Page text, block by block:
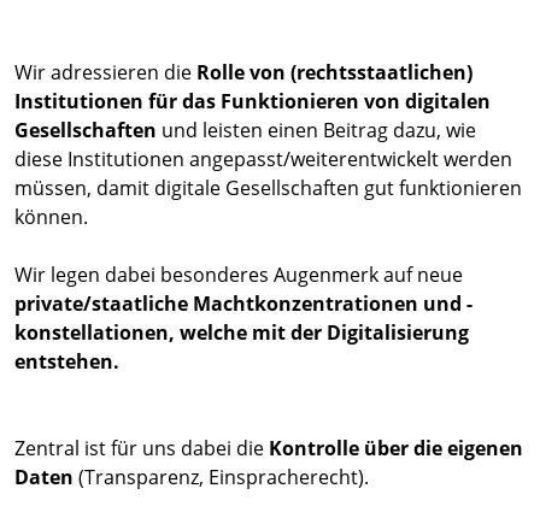
Wir adressieren die Rolle von (rechtsstaatlichen)
Institutionen für das Funktionieren von digitalen
Gesellschaften und leisten einen Beitrag dazu, wie
diese Institutionen angepasst/weiterentwickelt werden
müssen, damit digitale Gesellschaften gut funktionieren
können.
Wir legen dabei besonderes Augenmerk auf neue
private/staatliche Machtkonzentrationen und -
konstellationen, welche mit der Digitalisierung
entstehen.
Zentral ist für uns dabei die Kontrolle über die eigenen
Daten (Transparenz, Einspracherecht).